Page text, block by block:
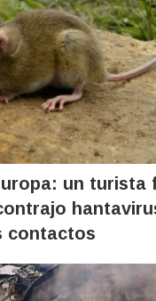
un turista
contactos